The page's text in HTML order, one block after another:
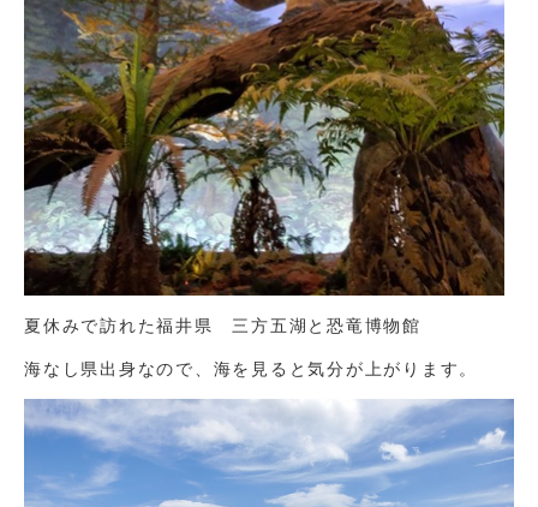
夏休みで訪れた福井県 三方五湖と恐竜博物館
海なし県出身なので、海を見ると気分が上がります。